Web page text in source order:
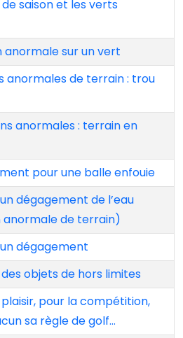
saison et les verts
anormale sur un vert
anormales de terrain : trou
anormales : terrain en
pour une balle enfouie
dégagement de l’eau
de terrain)
dégagement
objets de hors limites
plaisir, pour la compétition,
sa règle de golf…